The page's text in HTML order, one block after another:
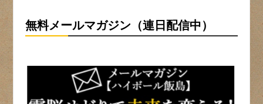
無料メールマガジン（連日配信中）